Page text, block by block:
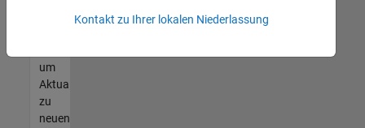
unseres
um
Aktualisierungen
zu
neuen
Kontakt zu Ihrer lokalen Niederlassung